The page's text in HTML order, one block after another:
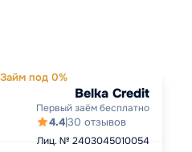
Займ под 0%
Belka Credit
Первый заём бесплатно
Лиц. № 2403045010054
4.4|30 отзывов